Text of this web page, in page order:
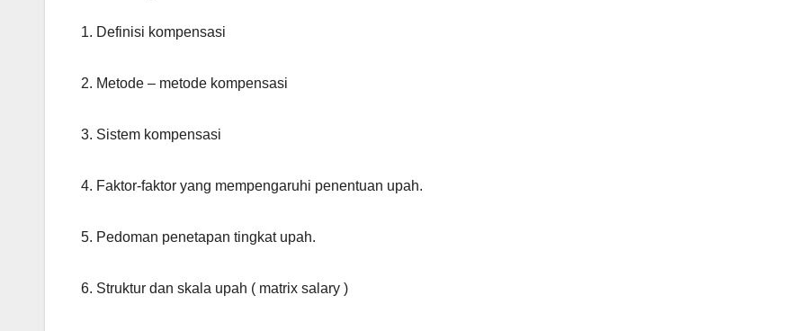
1. Definisi kompensasi
2. Metode – metode kompensasi
3. Sistem kompensasi
4. Faktor-faktor yang mempengaruhi penentuan upah.
5. Pedoman penetapan tingkat upah.
6. Struktur dan skala upah ( matrix salary )